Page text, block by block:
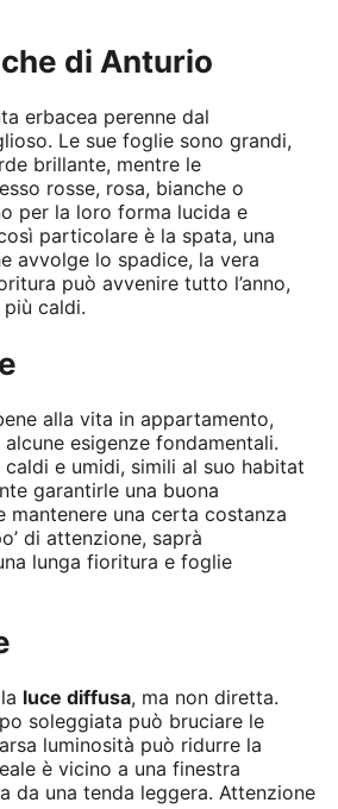
di Anturio
erbacea perenne dal
Le sue foglie sono grandi,
brillante, mentre le
rosse, rosa, bianche o
per la loro forma lucida e
particolare è la spata, una
avvolge lo spadice, la vera
può avvenire tutto l’anno,
caldi.
alla vita in appartamento,
esigenze fondamentali.
e umidi, simili al suo habitat
garantirle una buona
mantenere una certa costanza
di attenzione, saprà
lunga fioritura e foglie
luce diffusa, ma non diretta.
soleggiata può bruciare le
luminosità può ridurre la
è vicino a una finestra
da una tenda leggera. Attenzione